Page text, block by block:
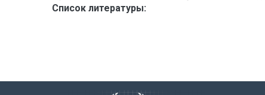
Список литературы: